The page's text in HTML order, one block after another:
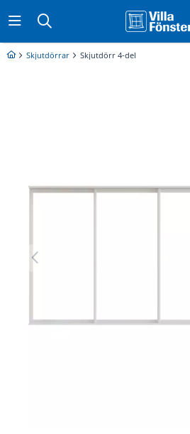
Skjutdörrar Skjutdörr 4-del